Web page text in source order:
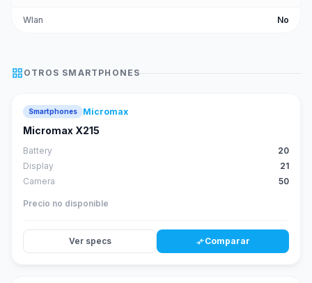
Wlan No
grid_view OTROS SMARTPHONES
Smartphones Micromax
Micromax X215
Battery
20
Display
21
Camera
50
Precio no disponible
Ver specs compare_arrowsComparar